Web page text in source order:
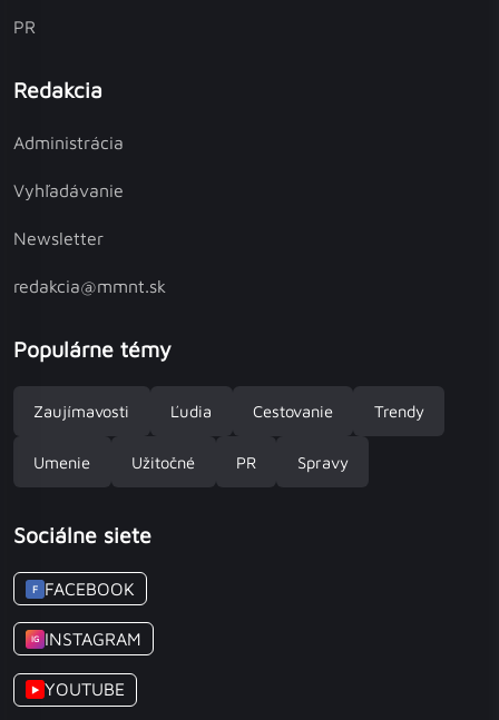
PR
Redakcia
Administrácia
Vyhľadávanie
Newsletter
redakcia@mmnt.sk
Populárne témy
Zaujímavosti Ľudia Cestovanie Trendy
Umenie Užitočné PR Spravy
Sociálne siete
F FACEBOOK
IG INSTAGRAM
▶ YOUTUBE